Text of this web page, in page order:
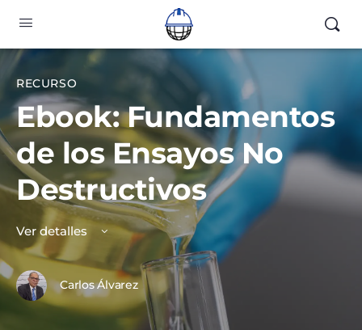
RECURSO
Ebook: Fundamentos
de los Ensayos No
Destructivos
Ver detalles
Carlos Álvarez